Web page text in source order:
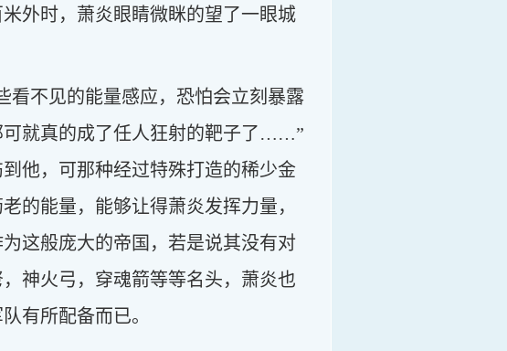
外时，萧炎眼睛微眯的望了一眼城
看不见的能量感应，恐怕会立刻暴露
可就真的成了任人狂射的靶子了……”
他，可那种经过特殊打造的稀少金
的能量，能够让得萧炎发挥力量，
这般庞大的帝国，若是说其没有对
神火弓，穿魂箭等等名头，萧炎也
有所配备而已。